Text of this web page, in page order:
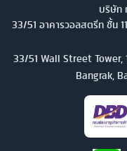
บริษัท
33/51 อาคารวอลสตรีท ชั้น
33/51 Wall Street Tower,
Bangrak,